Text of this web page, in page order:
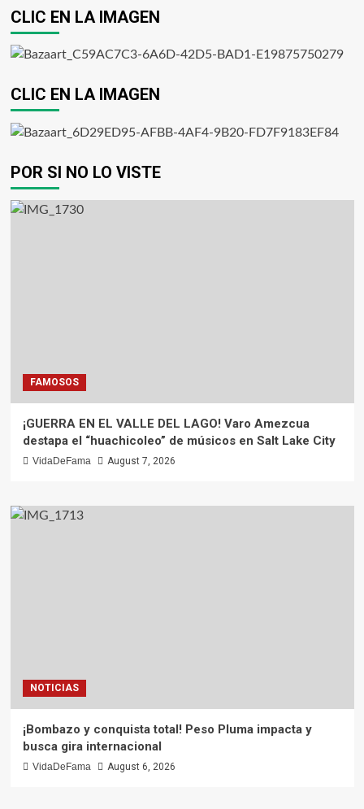
CLIC EN LA IMAGEN
CLIC EN LA IMAGEN
POR SI NO LO VISTE
FAMOSOS
¡GUERRA EN EL VALLE DEL LAGO! Varo Amezcua
destapa el “huachicoleo” de músicos en Salt Lake City
VidaDeFama August 7, 2026
NOTICIAS
¡Bombazo y conquista total! Peso Pluma impacta y
busca gira internacional
VidaDeFama August 6, 2026